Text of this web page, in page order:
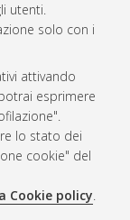
utenti.
solo con i
attivando
esprimere
lo stato dei
cookie" del
Cookie policy.